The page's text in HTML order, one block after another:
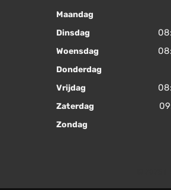
Maandag
Dinsdag
Woensdag
Donderdag
Vrijdag
Zaterdag
Zondag